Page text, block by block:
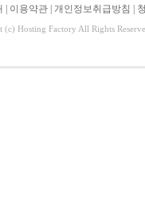
이용약관 개인정보취급방침
(c) Hosting Factory All Rights